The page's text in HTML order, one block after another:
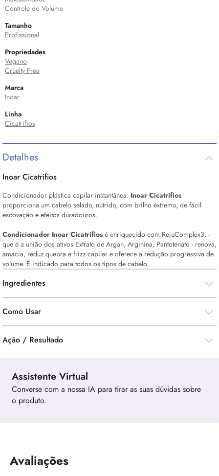
Controle do Volume
Tamanho
Profissional
Propriedades
Vegano
Cruelty Free
Marca
Inoar
Linha
Cicatrifios
Detalhes
Inoar Cicatrifios
Condicionador plástica capilar instantânea. Inoar Cicatrifios
proporciona um cabelo selado, nutrido, com brilho extremo, de fácil
escovação e efeitos duradouros.
Condicionador Inoar Cicatrifios é enriquecido com RejuComplex3, -
que é a união dos ativos Extrato de Argan, Arginina, Pantotenato - renova,
amacia, reduz quebra e frizz capilar e oferece a redução progressiva de
volume. É indicado para todos os tipos de cabelo.
Ingredientes
Como Usar
Ação / Resultado
Assistente Virtual
Converse com a nossa IA para tirar as suas dúvidas sobre
o produto.
Avaliações